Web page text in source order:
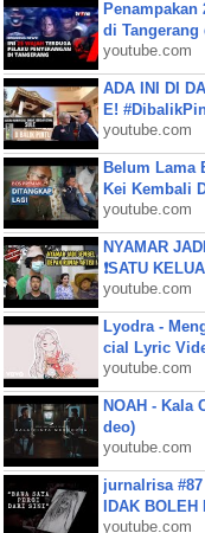
Penampakan
di Tangerang
youtube.com
ADA INI DI
E!
youtube.com
Belum Lama
Kei Kembali
youtube.com
NYAMAR
❗SATU
youtube.com
Lyodra -
cial Lyric
youtube.com
NOAH - Kala
deo)
youtube.com
jurnalrisa #87
IDAK BOLEH
youtube.com